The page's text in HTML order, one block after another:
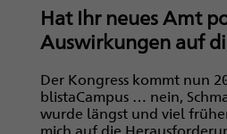
Hat Ihr neues Amt
Auswirkungen auf
Der Kongress kommt nun
blistaCampus … nein,
wurde längst und viel
mich auf die